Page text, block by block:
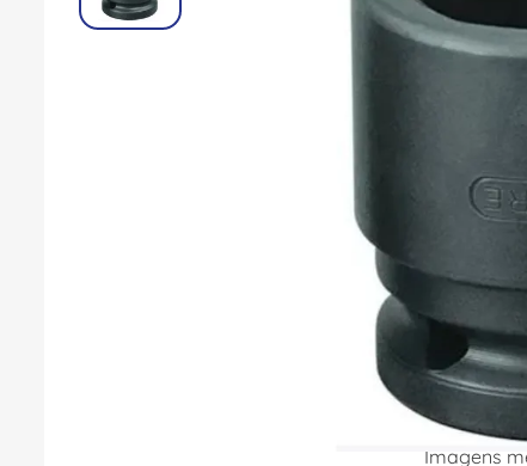
Imagens
º fita isolante